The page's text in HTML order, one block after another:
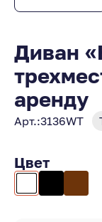
Диван
аренду
Арт.:3136WT
Цвет